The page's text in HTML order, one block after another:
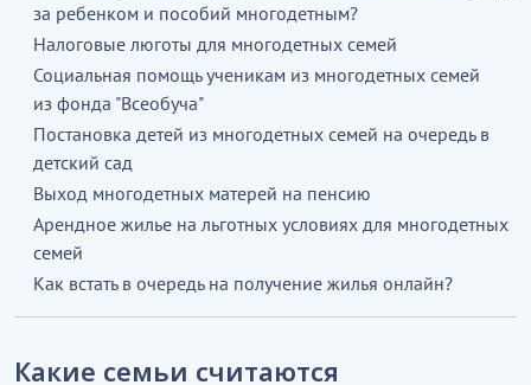
за ребенком и пособий многодетным?
Налоговые люготы для многодетных семей
Социальная помощь ученикам из многодетных семей
из фонда "Всеобуча"
Постановка детей из многодетных семей на очередь в
детский сад
Выход многодетных матерей на пенсию
Арендное жилье на льготных условиях для многодетных
семей
Как встать в очередь на получение жилья онлайн?
Какие семьи считаются